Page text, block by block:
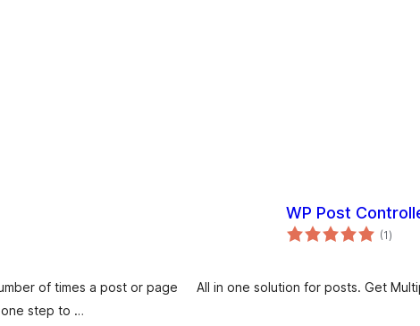
of times a post or page
one step to …
WP Post
(1કુલ
રેટિંગ્સ
)
All in one solution for posts. Get